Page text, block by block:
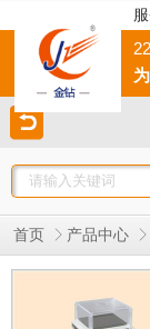
首页 产品中心